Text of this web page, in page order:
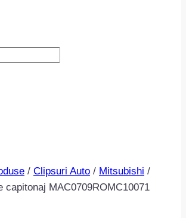
/ Clipsuri Auto / Mitsubishi /
capitonaj MAC0709ROMC10071